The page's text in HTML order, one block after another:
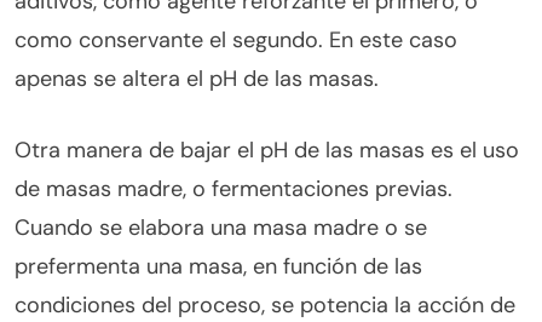
como conservante el segundo. En este caso
apenas se altera el pH de las masas.
Otra manera de bajar el pH de las masas es el uso
de masas madre, o fermentaciones previas.
Cuando se elabora una masa madre o se
prefermenta una masa, en función de las
condiciones del proceso, se potencia la acción de